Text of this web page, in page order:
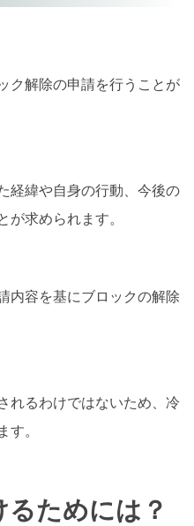
ク解除の申請を行うことが
経緯や自身の行動、今後の
求められます。
内容を基にブロックの解除
れるわけではないため、冷
。
ためには？